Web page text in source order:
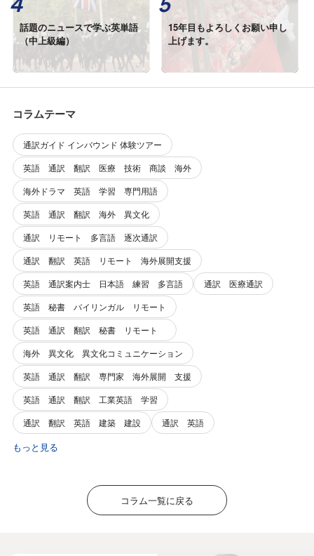
話題のニュースで学ぶ英単語
（中上級編）
15年目もよろしくお願い申し
上げます。
コラムテーマ
通訳ガイド インバウンド 体験ツアー
英語 通訳 翻訳 医療 技術 商談 海外
海外ドラマ 英語 学習 専門用語
英語 通訳 翻訳 海外 異文化
通訳 リモート 多言語 逐次通訳
通訳 翻訳 英語 リモート 海外展開支援
英語 通訳案内士 日本語 練習 多言語
通訳 医療通訳
英語 秘書 バイリンガル リモート
英語 通訳 翻訳 秘書 リモート
海外 異文化 異文化コミュニケーション
英語 通訳 翻訳 専門家 海外展開 支援
英語 通訳 翻訳 工業英語 学習
通訳 翻訳 英語 建築 建設
通訳 英語
もっと見る
コラム一覧に戻る